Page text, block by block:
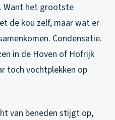
Want het grootste
de kou zelf, maar wat er
Condensatie.
in de Hoven of Hofrijk
toch vochtplekken op
van beneden stijgt op,